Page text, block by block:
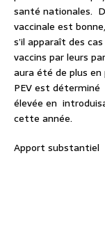
santé nationales.
vaccinale est
s’il apparaît des
vaccins par leurs
aura été de plus en
PEV est
élevée en
cette année.
Apport substantiel